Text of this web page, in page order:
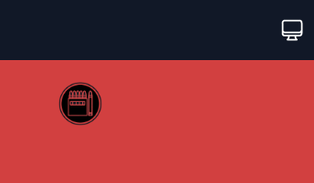
Web coloriage